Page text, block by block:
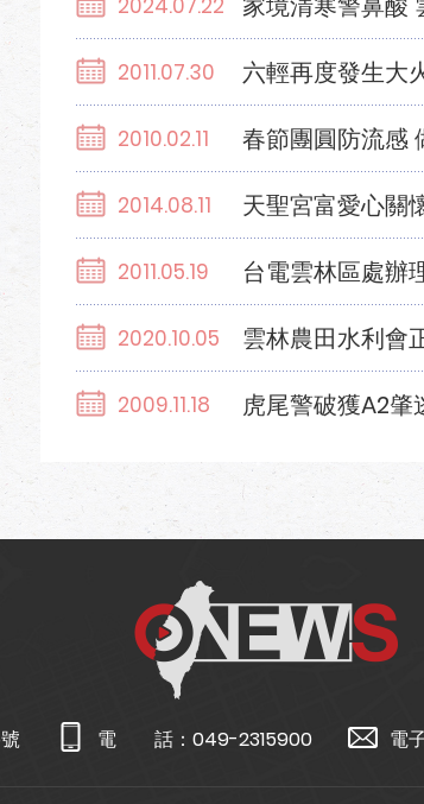
2024.07.22
2011.07.30 六輕再度發生大
2010.02.11 春節團圓防流感
2014.08.11 天聖宮富愛心關
2011.05.19 台電雲林區處辦
2020.10.05 雲林農田水利會
2009.11.18 虎尾警破獲A2肇
電 話： 049-2315900 電